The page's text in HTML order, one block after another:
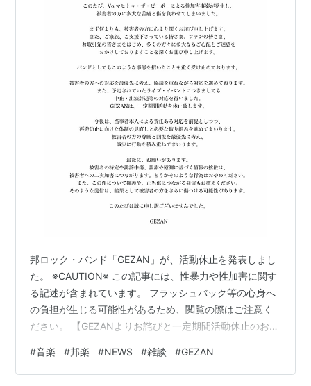
邦ロック・バンド「GEZAN」が、活動休止を発表しまし
た。 ※CAUTION※ この記事には、性暴力や性加害に関す
る記述が含まれています。 フラッシュバック等の心身へ
の負担が生じる可能性があるため、閲覧の際はご注意く
ださい。 【GEZANよりお詫びと一定期間活動休止のお知
害事案が発生し、被害者の方に多大な苦痛と傷を負わせ
てしまいました。 まず何よりも、被害者の方に心より深
#音楽 #邦楽 #NEWS #雑談 #GEZAN